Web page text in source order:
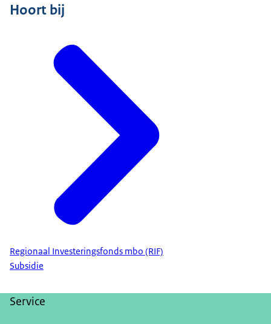
Hoort bij
Regionaal Investeringsfonds mbo (RIF)
Subsidie
Service